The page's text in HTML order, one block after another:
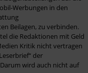
Werbungen in den
Beilagen, zu verbinden.
die Redaktionen mit Geld
Kritik nicht vertragen
der
wird auch nicht auf